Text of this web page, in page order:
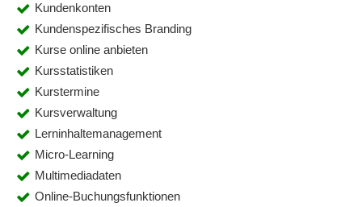
Kundenkonten
Kundenspezifisches Branding
Kurse online anbieten
Kursstatistiken
Kurstermine
Kursverwaltung
Lerninhaltemanagement
Micro-Learning
Multimediadaten
Online-Buchungsfunktionen